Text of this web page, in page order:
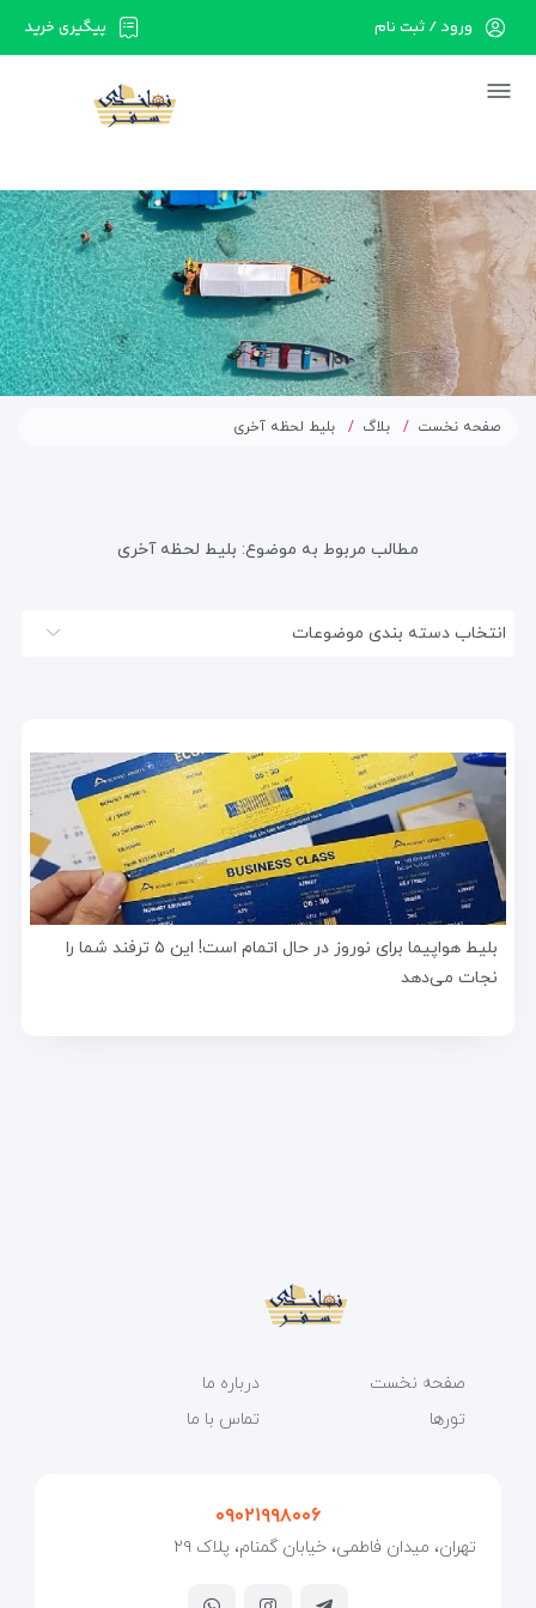
در حال حاضر ارتباط با سرور قطع می باشد لطفا
پیگیری خرید ورود / ثبت نام
صفحه نخست بلاگ بلیط لحظه آخری
مطالب مربوط به موضوع: بلیط لحظه آخری
انتخاب دسته بندی موضوعات
بلیط هواپیما برای نوروز در حال اتمام است! این ۵ ترفند شما را
نجات می‌دهد
صفحه نخست
تورها
درباره ما
تماس با ما
۰۹۰۲۱۹۹۸۰۰۶
تهران، میدان فاطمی، خیابان گمنام، پلاک ۲۹